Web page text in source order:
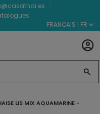
FRANÇAIS | FR
LIS MIX AQUAMARINE -